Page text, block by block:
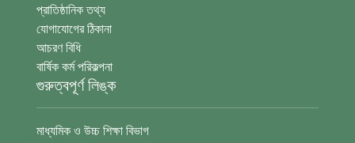
প্রাতিষ্ঠানিক তথ্য
যোগাযোগের ঠিকানা
আচরণ বিধি
বার্ষিক কর্ম পরিকল্পনা
গুরুত্বপূর্ণ লিঙ্ক
মাধ্যমিক ও উচ্চ শিক্ষা বিভাগ